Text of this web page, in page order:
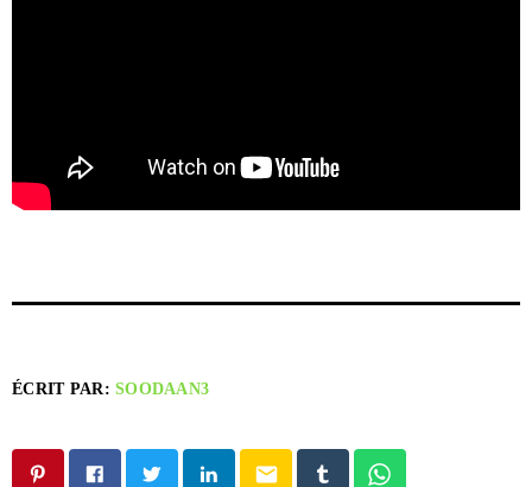
ÉCRIT PAR:SOODAAN3
email